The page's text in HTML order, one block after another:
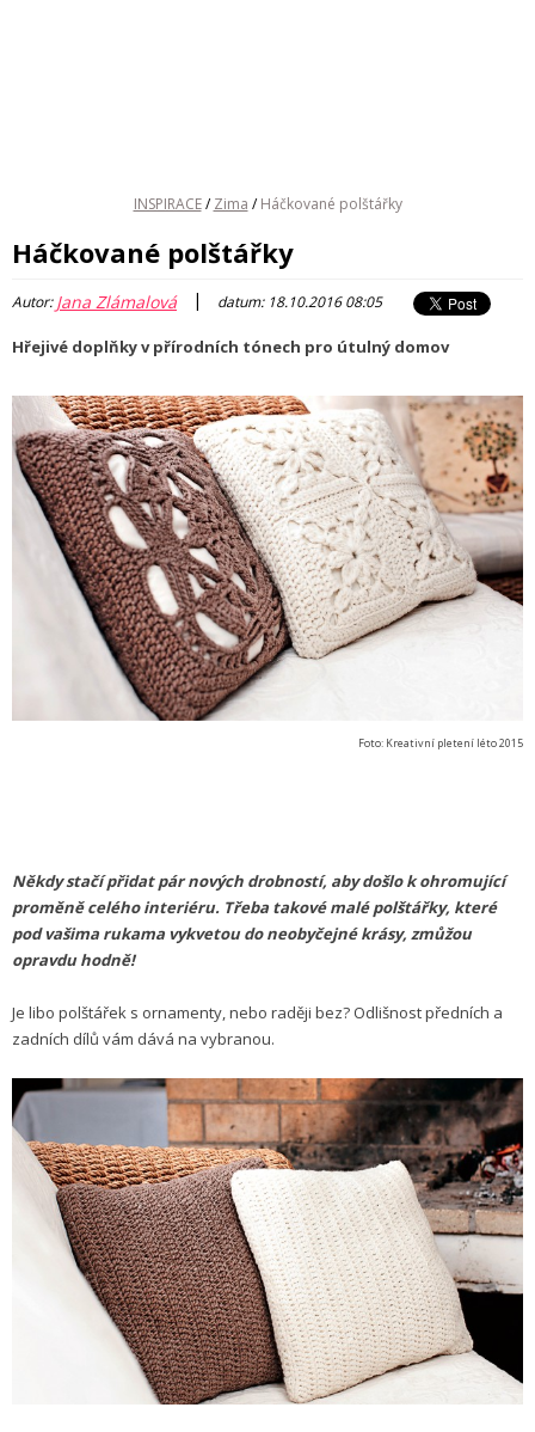
INSPIRACE / Zima / Háčkované polštářky
Háčkované polštářky
Autor:Jana Zlámalová | datum: 18.10.2016 08:05
Hřejivé doplňky v přírodních tónech pro útulný domov
Foto: Kreativní pletení léto 2015
Někdy stačí přidat pár nových drobností, aby došlo k ohromující
proměně celého interiéru. Třeba takové malé polštářky, které
pod vašima rukama vykvetou do neobyčejné krásy, zmůžou
opravdu hodně!
Je libo polštářek s ornamenty, nebo raději bez? Odlišnost předních a
zadních dílů vám dává na vybranou.